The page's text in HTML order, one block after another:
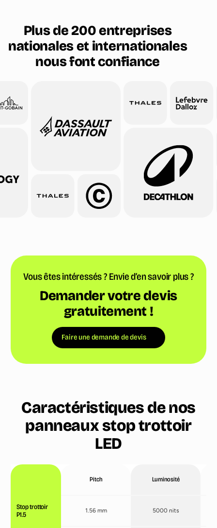
Plus de 200 entreprises
nationales et internationales
nous font confiance
Vous êtes intéressés ? Envie d’en savoir plus ?
Demander votre devis
gratuitement !
Faire une demande de devis
Caractéristiques de nos
panneaux stop trottoir
LED
Stop trottoir
P1.5
Pitch
1.56 mm
Luminosité
5000 nits